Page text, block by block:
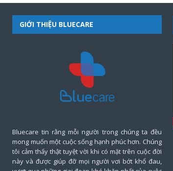
GIỚI THIỆU BLUECARE
Bluecare tin rằng mỗi người trong chúng ta đều
mong muốn một cuộc sống hạnh phúc hơn. Chúng
tôi cảm thấy thật tuyệt vời khi có mặt trên cuộc đời
này và được giúp đỡ mọi người vơi bớt khổ đau,